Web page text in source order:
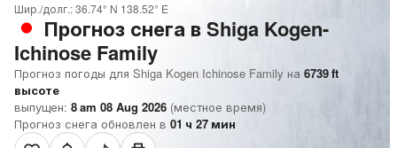
Шир./долг.:36.74° N 138.52° E
Прогноз снега в Shiga Kogen-
Ichinose Family
Прогноз погоды для Shiga Kogen Ichinose Family на 6739ft
высоте
выпущен: 8 am 08 Aug 2026 (местное время)
Прогноз снега обновлен в 01 ч 27 мин